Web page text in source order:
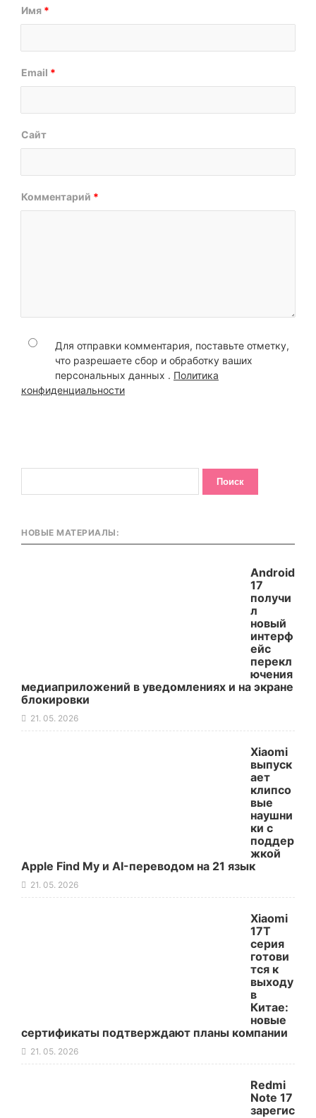
Имя *
Email *
Сайт
Комментарий *
Для отправки комментария, поставьте отметку,
что разрешаете сбор и обработку ваших
персональных данных . Политика
конфиденциальности
НОВЫЕ МАТЕРИАЛЫ:
Android
17
получи
л
новый
интерф
ейс
перекл
ючения
медиаприложений в уведомлениях и на экране
блокировки
21. 05. 2026
Xiaomi
выпуск
ает
клипсо
вые
наушни
ки с
поддер
жкой
Apple Find My и AI-переводом на 21 язык
21. 05. 2026
Xiaomi
17T
серия
готови
тся к
выходу
в
Китае:
новые
сертификаты подтверждают планы компании
21. 05. 2026
Redmi
Note 17
зарегис